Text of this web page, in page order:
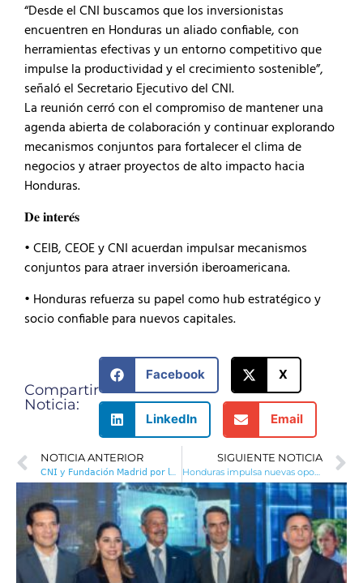
“Desde el CNI buscamos que los inversionistas
encuentren en Honduras un aliado confiable, con
herramientas efectivas y un entorno competitivo que
impulse la productividad y el crecimiento sostenible”,
señaló el Secretario Ejecutivo del CNI.
La reunión cerró con el compromiso de mantener una
agenda abierta de colaboración y continuar explorando
mecanismos conjuntos para fortalecer el clima de
negocios y atraer proyectos de alto impacto hacia
Honduras.
𝐃𝐞 𝐢𝐧𝐭𝐞𝐫𝐞́𝐬
• CEIB, CEOE y CNI acuerdan impulsar mecanismos
conjuntos para atraer inversión iberoamericana.
• Honduras refuerza su papel como hub estratégico y
socio confiable para nuevos capitales.
Compartir
Noticia:
Facebook X
LinkedIn Email
NOTICIA ANTERIOR
𝖢𝖭𝖨 𝗒 𝖥𝗎𝗇𝖽𝖺𝖼𝗂𝗈́𝗇 𝖬𝖺𝖽𝗋𝗂𝖽 𝗉𝗈𝗋 𝗅𝖺 𝖢𝗈𝗆𝗉𝖾𝗍𝗂𝗍𝗂𝗏𝗂𝖽𝖺𝖽 𝐒𝐞𝐥𝐥𝐚𝐧 𝐚𝐥𝐢𝐚𝐧𝐳𝐚 𝐩𝐚𝐫𝐚 𝐢𝐦𝐩𝐮𝐥𝐬𝐚𝐫 𝐢𝐧𝐯𝐞𝐫𝐬𝐢𝐨𝐧𝐞𝐬 𝐲 𝐜𝐨𝐨𝐩𝐞𝐫𝐚𝐜𝐢𝐨́𝐧 𝐞𝐦𝐩𝐫𝐞𝐬𝐚𝐫𝐢𝐚𝐥
SIGUIENTE NOTICIA
Honduras impulsa nuevas oportunidades de exportación desde Puerto Cortés junto a la OPC y CNI